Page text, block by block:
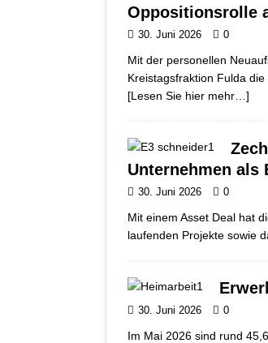
Oppositionsrolle
30. Juni 2026 0
Mit der personellen
Kreistagsfraktion Fulda
[Lesen Sie hier mehr…]
Unternehmen als
30. Juni 2026 0
Mit einem Asset Deal hat
laufenden Projekte sowie
30. Juni 2026 0
Im Mai 2026 sind rund